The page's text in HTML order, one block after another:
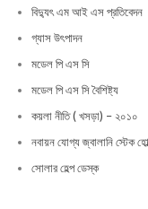
বিদ্যুৎ এম আই এস প্রতিবেদন
গ্যাস উৎপাদন
মডেল পি এস সি
মডেল পি এস সি বৈশিষ্ট্য
কয়লা নীতি ( খসড়া) – ২০১০
নবায়ন যোগ্য জ্বালানি স্টেক
সোলার হেল্প ডেস্ক